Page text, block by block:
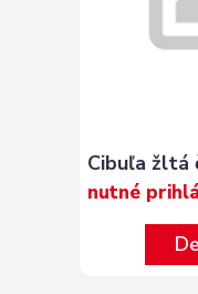
Cibuľa žltá
nutné